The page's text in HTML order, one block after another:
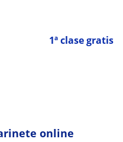
1ª clase gratis
online